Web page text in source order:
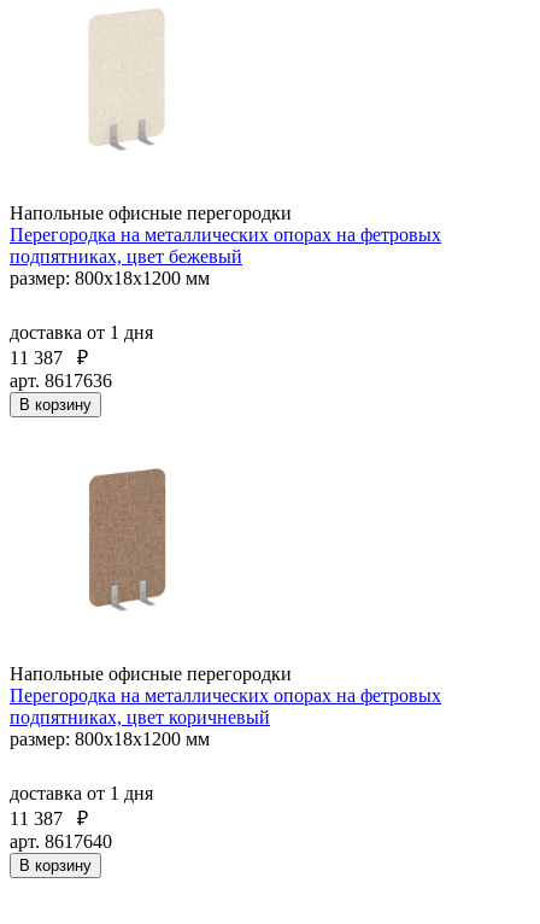
Напольные офисные перегородки
Перегородка на металлических опорах на фетровых
подпятниках, цвет бежевый
размер: 800x18x1200 мм
доставка от 1 дня
11 387
₽
арт. 8617636
В корзину
Напольные офисные перегородки
Перегородка на металлических опорах на фетровых
подпятниках, цвет коричневый
размер: 800x18x1200 мм
доставка от 1 дня
11 387
₽
арт. 8617640
В корзину